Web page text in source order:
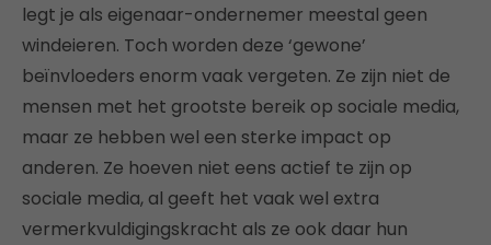
legt je als eigenaar-ondernemer meestal geen
windeieren. Toch worden deze ‘gewone’
beïnvloeders enorm vaak vergeten. Ze zijn niet de
mensen met het grootste bereik op sociale media,
maar ze hebben wel een sterke impact op
anderen. Ze hoeven niet eens actief te zijn op
sociale media, al geeft het vaak wel extra
vermerkvuldigingskracht als ze ook daar hun